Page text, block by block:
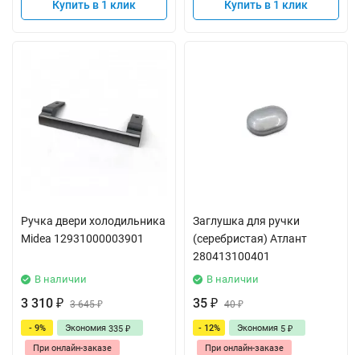
Купить в 1 клик Купить в 1 клик
Ручка двери холодильника
Midea 12931000003901
В наличии
3 310 ₽ 3 645₽
- 9% Экономия 335 ₽
При онлайн-заказе
Заглушка для ручки
(серебристая) Атлант
280413100401
В наличии
35 ₽ 40₽
- 12% Экономия 5 ₽
При онлайн-заказе